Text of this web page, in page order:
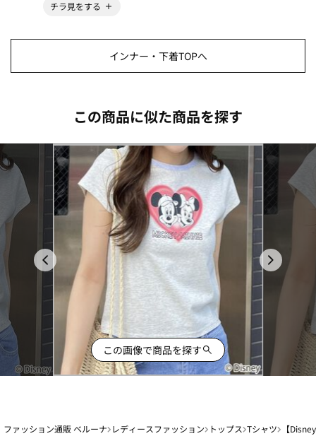
チラ見をする
インナー・下着TOPへ
この商品に似た商品を探す
この画像で商品を探す
ファッション通販 ベルーナ レディースファッション トップス Tシャツ 【